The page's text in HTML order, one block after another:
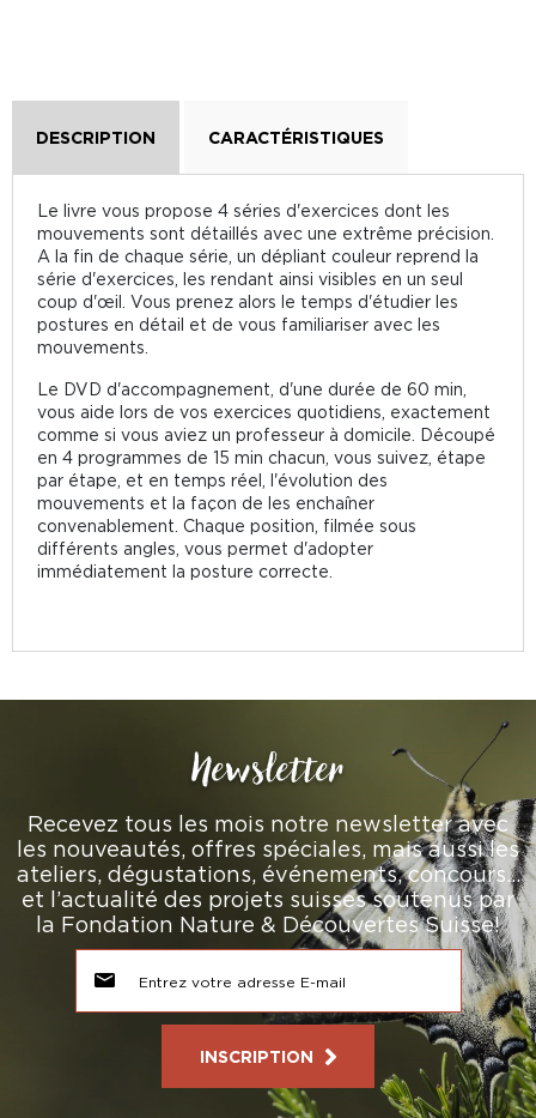
DESCRIPTION CARACTÉRISTIQUES
Le livre vous propose 4 séries d'exercices dont les
mouvements sont détaillés avec une extrême précision.
A la fin de chaque série, un dépliant couleur reprend la
série d'exercices, les rendant ainsi visibles en un seul
coup d'œil. Vous prenez alors le temps d'étudier les
postures en détail et de vous familiariser avec les
mouvements.
Le DVD d'accompagnement, d'une durée de 60 min,
vous aide lors de vos exercices quotidiens, exactement
comme si vous aviez un professeur à domicile. Découpé
en 4 programmes de 15 min chacun, vous suivez, étape
par étape, et en temps réel, l'évolution des
mouvements et la façon de les enchaîner
convenablement. Chaque position, filmée sous
différents angles, vous permet d'adopter
immédiatement la posture correcte.
Newsletter
Recevez tous les mois notre newsletter avec
les nouveautés, offres spéciales, mais aussi les
ateliers, dégustations, événements, concours…
et l’actualité des projets suisses soutenus par
la Fondation Nature & Découvertes Suisse!
INSCRIPTION